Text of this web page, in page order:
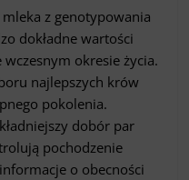
z genotypowania
dokładne wartości
okresie życia.
najlepszych krów
pokolenia.
dobór par
pochodzenie
o obecności